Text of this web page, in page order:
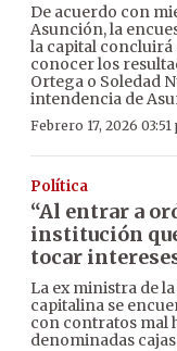
De acuerdo con
Asunción, la
la capital concluirá
conocer los
Ortega o Soledad
intendencia de
Febrero 17, 2026 03:51
Política
“Al entrar a
institución
tocar
La ex ministra de
capitalina se
con contratos mal
denominadas